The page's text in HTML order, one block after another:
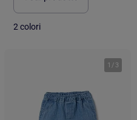
2 colori
1 / 3